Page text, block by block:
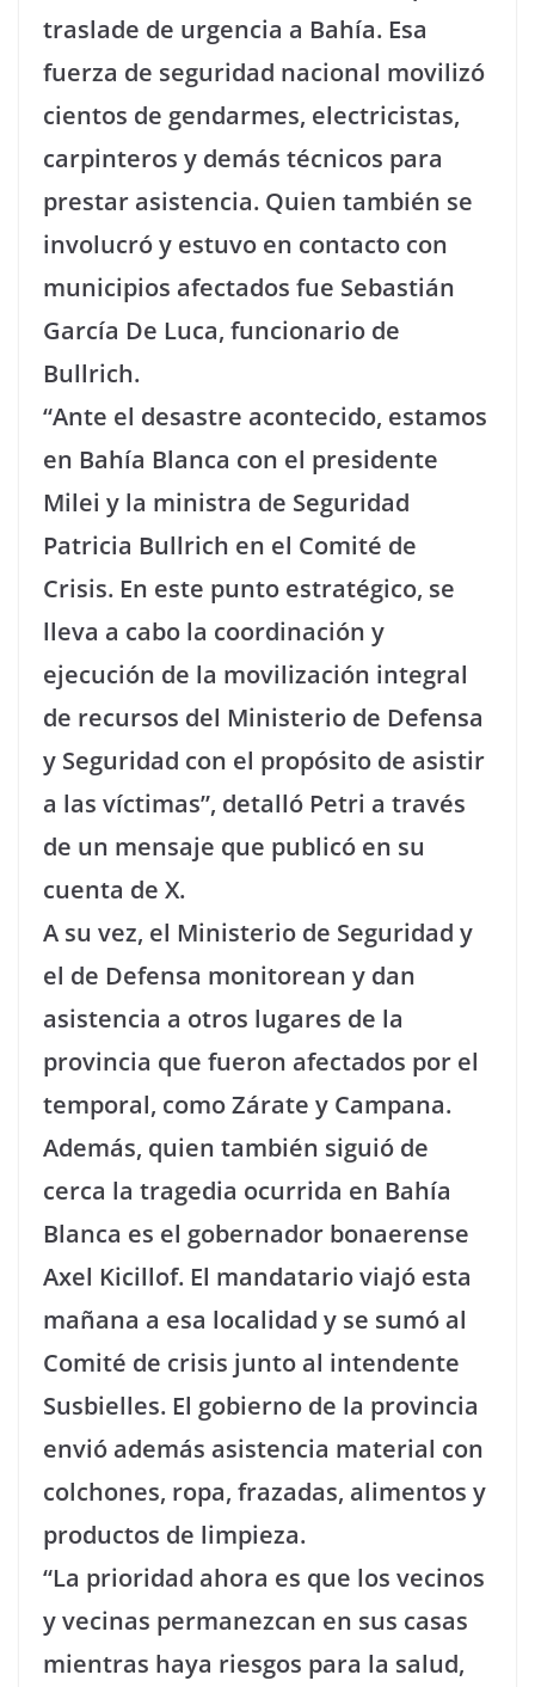
traslade de urgencia a Bahía. Esa
fuerza de seguridad nacional movilizó
cientos de gendarmes, electricistas,
carpinteros y demás técnicos para
prestar asistencia. Quien también se
involucró y estuvo en contacto con
municipios afectados fue Sebastián
García De Luca, funcionario de
Bullrich.
“Ante el desastre acontecido, estamos
en Bahía Blanca con el presidente
Milei y la ministra de Seguridad
Patricia Bullrich en el Comité de
Crisis. En este punto estratégico, se
lleva a cabo la coordinación y
ejecución de la movilización integral
de recursos del Ministerio de Defensa
y Seguridad con el propósito de asistir
a las víctimas”, detalló Petri a través
de un mensaje que publicó en su
cuenta de X.
A su vez, el Ministerio de Seguridad y
el de Defensa monitorean y dan
asistencia a otros lugares de la
provincia que fueron afectados por el
temporal, como Zárate y Campana.
Además, quien también siguió de
cerca la tragedia ocurrida en Bahía
Blanca es el gobernador bonaerense
Axel Kicillof. El mandatario viajó esta
mañana a esa localidad y se sumó al
Comité de crisis junto al intendente
Susbielles. El gobierno de la provincia
envió además asistencia material con
colchones, ropa, frazadas, alimentos y
productos de limpieza.
“La prioridad ahora es que los vecinos
y vecinas permanezcan en sus casas
mientras haya riesgos para la salud,